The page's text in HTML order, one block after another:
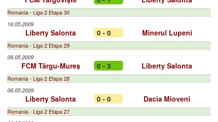
Romania - Liga 2 Etapa 30
16.05.2009
Liberty Salonta 0 - 0 Minerul Lupeni
Romania - Liga 2 Etapa 29
09.05.2009
FCM Târgu-Mureș 0 - 3 Liberty Salonta
Romania - Liga 2 Etapa 28
06.05.2009
Liberty Salonta 0 - 0 Dacia Mioveni
Romania - Liga 2 Etapa 27